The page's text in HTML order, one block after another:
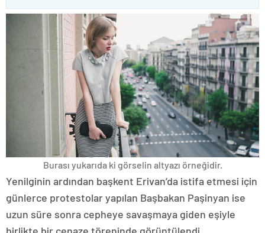
Burası yukarıda ki görselin altyazı örneğidir.
Yenilginin ardından başkent Erivan’da istifa etmesi için
günlerce protestolar yapılan Başbakan Paşinyan ise
uzun süre sonra cepheye savaşmaya giden eşiyle